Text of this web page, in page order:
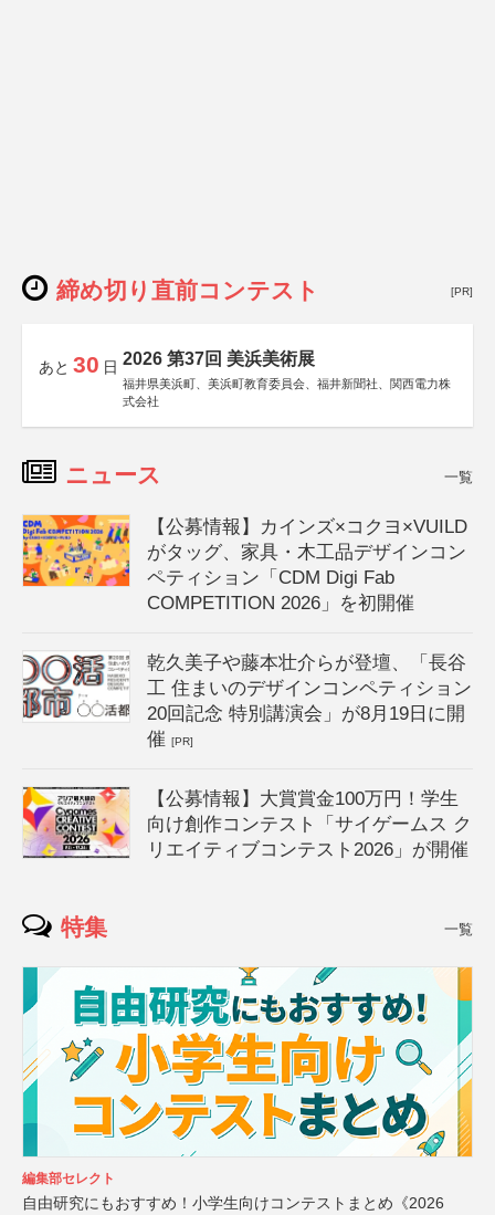
締め切り直前コンテスト [PR]
あと 30 日 2026 第37回 美浜美術展
福井県美浜町、美浜町教育委員会、福井新聞社、関西電力株
式会社
ニュース 一覧
【公募情報】カインズ×コクヨ×VUILD
がタッグ、家具・木工品デザインコン
ペティション「CDM Digi Fab
COMPETITION 2026」を初開催
乾久美子や藤本壮介らが登壇、「長谷
工 住まいのデザインコンペティション
20回記念 特別講演会」が8月19日に開
催[PR]
【公募情報】大賞賞金100万円！学生
向け創作コンテスト「サイゲームス ク
リエイティブコンテスト2026」が開催
特集 一覧
編集部セレクト
自由研究にもおすすめ！小学生向けコンテストまとめ《2026